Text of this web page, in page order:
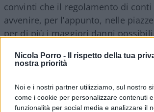
Nicola Porro -
Il rispetto della tua
nostra priorità
Noi e i nostri partner utilizziamo, sul nostro
come i cookie per personalizzare contenuti
funzionalità per social media e analizzare il
convinti che il regolamento di
avvenire, per l’appunto, nelle
per di più i maggiori danni
al tessuto urbano delle città, in
capoluogo piemontese.
Il pestaggio dell’agente